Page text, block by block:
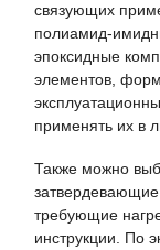
связующих
полиамид-
эпоксидные
элементов,
применять их в
Также можно
требующие
инструкции. По